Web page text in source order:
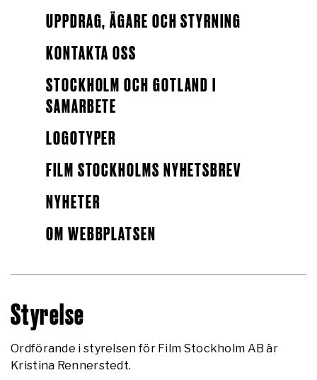
UPPDRAG, ÄGARE OCH STYRNING
KONTAKTA OSS
STOCKHOLM OCH GOTLAND I
SAMARBETE
LOGOTYPER
FILM STOCKHOLMS NYHETSBREV
NYHETER
OM WEBBPLATSEN
Styrelse
Ordförande i styrelsen för Film Stockholm AB är
Kristina Rennerstedt.